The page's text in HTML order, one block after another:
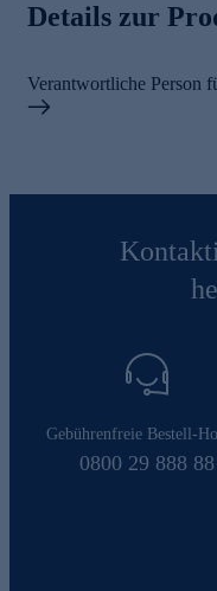
Details zur
Verantwortliche Person
Gebührenfreie Bestell-
0800 29 888 88